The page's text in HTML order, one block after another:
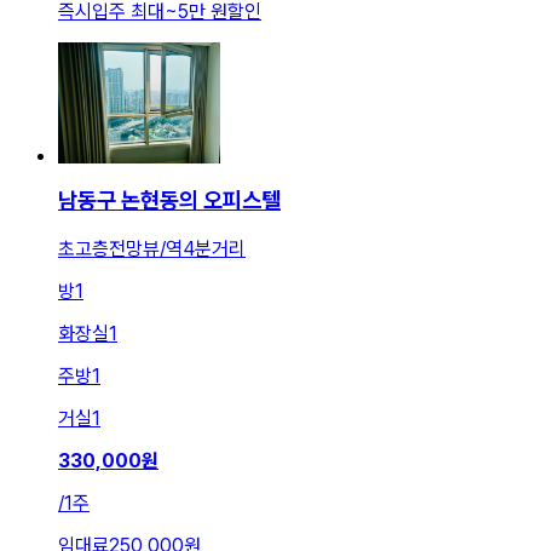
즉시입주 최대~5만 원할인
남동구 논현동의 오피스텔
초고층전망뷰/역4분거리
방1
화장실1
주방1
거실1
330,000원
/1주
임대료250,000원